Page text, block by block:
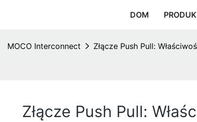
DOM
MOCO Interconnect Złącze Push Pull:
Złącze Push Pull: